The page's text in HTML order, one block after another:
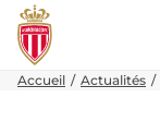
Accueil Actualités